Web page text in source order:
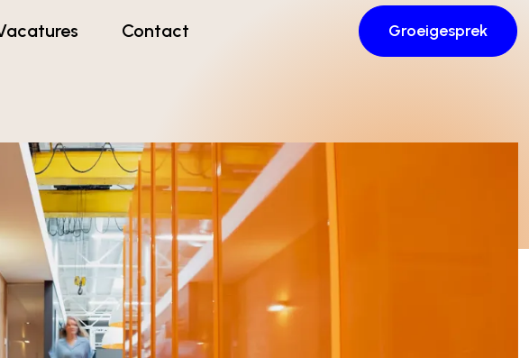
& content
en design
campagnes
campagnes
vormgeving
Content
Creatief DTP
Copywriting
Animatie en video
Contact Groeigesprek